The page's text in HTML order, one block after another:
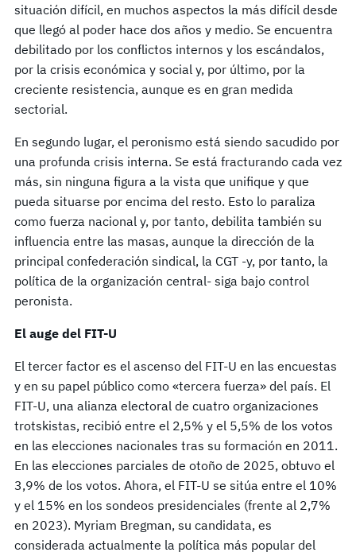
situación difícil, en muchos aspectos la más difícil desde
que llegó al poder hace dos años y medio. Se encuentra
debilitado por los conflictos internos y los escándalos,
por la crisis económica y social y, por último, por la
creciente resistencia, aunque es en gran medida
sectorial.
En segundo lugar, el peronismo está siendo sacudido por
una profunda crisis interna. Se está fracturando cada vez
más, sin ninguna figura a la vista que unifique y que
pueda situarse por encima del resto. Esto lo paraliza
como fuerza nacional y, por tanto, debilita también su
influencia entre las masas, aunque la dirección de la
principal confederación sindical, la CGT -y, por tanto, la
política de la organización central- siga bajo control
peronista.
El auge del FIT-U
El tercer factor es el ascenso del FIT-U en las encuestas
y en su papel público como «tercera fuerza» del país. El
FIT-U, una alianza electoral de cuatro organizaciones
trotskistas, recibió entre el 2,5% y el 5,5% de los votos
en las elecciones nacionales tras su formación en 2011.
En las elecciones parciales de otoño de 2025, obtuvo el
3,9% de los votos. Ahora, el FIT-U se sitúa entre el 10%
y el 15% en los sondeos presidenciales (frente al 2,7%
en 2023). Myriam Bregman, su candidata, es
considerada actualmente la política más popular del